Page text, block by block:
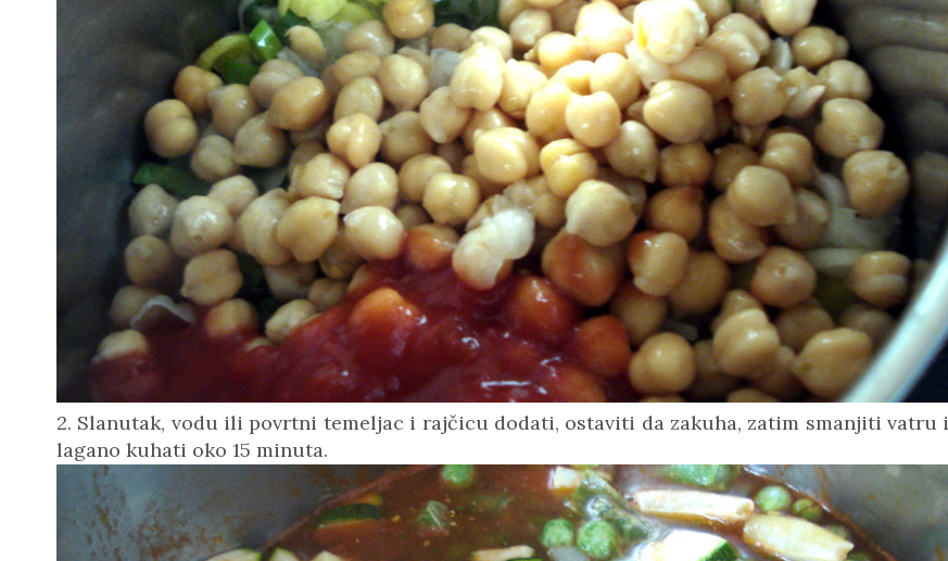
2. Slanutak, vodu ili povrtni temeljac i rajčicu dodati, ostaviti da zakuha, zatim smanjiti vatru i
lagano kuhati oko 15 minuta.